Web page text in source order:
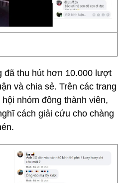
đã thu hút hơn 10.000 lượt
và chia sẻ. Trên các trang
nhóm đông thành viên,
cách giải cứu cho chàng